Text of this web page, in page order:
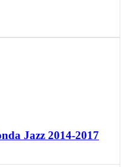
Jazz 2014-2017